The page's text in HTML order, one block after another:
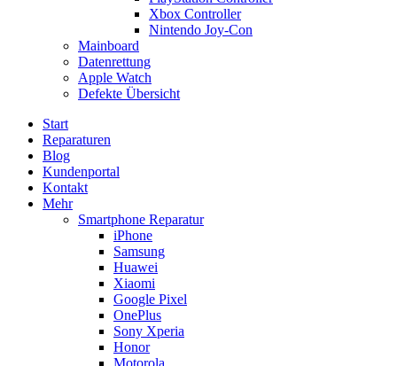
Xbox Controller
Nintendo Joy-Con
Mainboard
Datenrettung
Apple Watch
Defekte Übersicht
Start
Reparaturen
Blog
Kundenportal
Kontakt
Mehr
Smartphone Reparatur
iPhone
Samsung
Huawei
Xiaomi
Google Pixel
OnePlus
Sony Xperia
Honor
Motorola